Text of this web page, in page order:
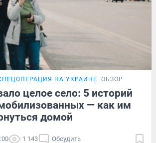
НА УКРАИНЕ ОБЗОР
целое село: 5 историй
— как им
домой
1 143 Обсудить